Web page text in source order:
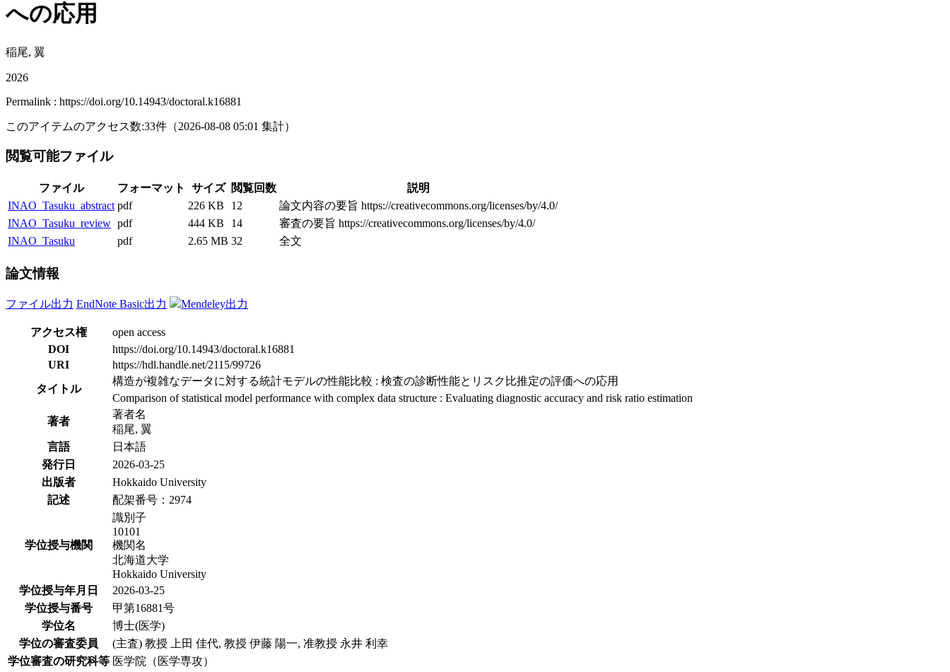
への応用
稲尾, 翼
2026
Permalink : https://doi.org/10.14943/doctoral.k16881
このアイテムのアクセス数:33件 （2026-08-08 05:01 集計）
閲覧可能ファイル
ファイル フォーマット サイズ 閲覧回数
説明
INAO_Tasuku_abstract pdf 226 KB 12
論文内容の要旨 https://creativecommons.org/licenses/by/4.0/
INAO_Tasuku_review pdf 444 KB 14
審査の要旨 https://creativecommons.org/licenses/by/4.0/
INAO_Tasuku
pdf 2.65 MB 32 全文
論文情報
ファイル出力 EndNote Basic出力 Mendeley出力
アクセス権
open access
DOI
https://doi.org/10.14943/doctoral.k16881
URI
https://hdl.handle.net/2115/99726
タイトル
構造が複雑なデータに対する統計モデルの性能比較 : 検査の診断性能とリスク比推定の評価への応用
Comparison of statistical model performance with complex data structure : Evaluating diagnostic accuracy and risk ratio estimation
著者
著者名
稲尾, 翼
言語
日本語
発行日
2026-03-25
出版者
Hokkaido University
記述
配架番号：2974
学位授与機関
識別子
10101
機関名
北海道大学
Hokkaido University
学位授与年月日
2026-03-25
学位授与番号
甲第16881号
学位名
博士(医学)
学位の審査委員
(主査) 教授 上田 佳代, 教授 伊藤 陽一, 准教授 永井 利幸
学位審査の研究科等 医学院（医学専攻）